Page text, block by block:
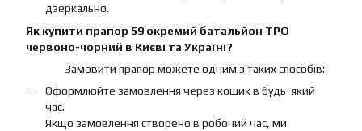
дзеркально.
Як купити прапор 59 окремий батальйон ТРО
червоно-чорний в Києві та Україні?
Замовити прапор можете одним з таких способів:
Оформлюйте замовлення через кошик в будь-який
час.
Якщо замовлення створено в робочий час, ми